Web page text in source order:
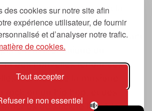
des cookies sur notre site afin
expérience utilisateur, de fournir
et d’analyser notre trafic.
de cookies.
Tout accepter
le non essentiel
tendances, dont la
date de 2007.
signifie « prochain », « suivant
à la thématique du
des nouvelles tendances
viennent de la musique
rock ou du hip hop, et des
de société liés à la